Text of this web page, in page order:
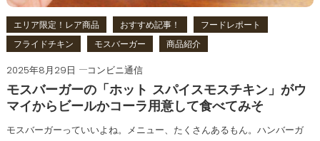
エリア限定！レア商品 おすすめ記事！
フードレポート
フライドチキン
モスバーガー 商品紹介
2025年8月29日
コンビニ通信
モスバーガーの「ホット スパイスモスチキン」がウ
マイからビールかコーラ用意して食べてみそ
モスバーガーっていいよね。メニュー、たくさんあるもん。ハンバーガ